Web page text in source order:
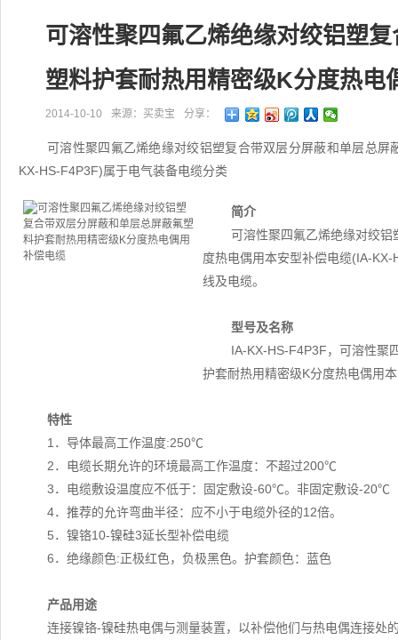
可溶性聚四氟乙烯绝缘对绞铝塑
塑料护套耐热用精密级K分度热电
2014-10-10 来源：买卖宝 分享：
可溶性聚四氟乙烯绝缘对绞铝塑复合带双层分屏蔽和单层总
KX-HS-F4P3F)属于电气装备电缆分类
简介
可溶性聚四氟乙烯绝缘对绞
度热电偶用本安型补偿电缆(IA-
线及电缆。
型号及名称
IA-KX-HS-F4P3F，可溶性聚
护套耐热用精密级K分度热电偶用
特性
1．导体最高工作温度:250℃
2．电缆长期允许的环境最高工作温度：不超过200℃
3．电缆敷设温度应不低于：固定敷设-60℃。非固定敷设-20℃
4．推荐的允许弯曲半径：应不小于电缆外径的12倍。
5．镍铬10-镍硅3延长型补偿电缆
6．绝缘颜色:正极红色，负极黑色。护套颜色：蓝色
产品用途
连接镍铬-镍硅热电偶与测量装置，以补偿他们与热电偶连接处